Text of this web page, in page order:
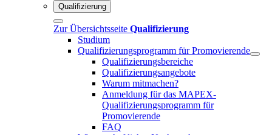
Qualifizierung
Zur Übersichtsseite Qualifizierung
Studium
Qualifizierungsprogramm für Promovierende
Qualifizierungsbereiche
Qualifizierungsangebote
Warum mitmachen?
Anmeldung für das MAPEX-
Qualifizierungsprogramm für
Promovierende
FAQ